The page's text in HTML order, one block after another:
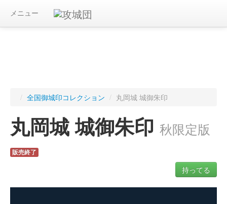
メニュー
/ 全国御城印コレクション / 丸岡城 城御朱印
丸岡城 城御朱印 秋限定版
販売終了
持ってる